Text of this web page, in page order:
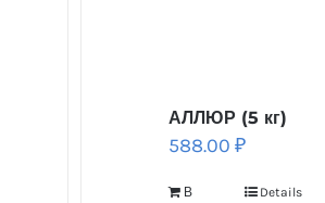
АЛЛЮР (5 кг)
588.00 ₽
В
Details